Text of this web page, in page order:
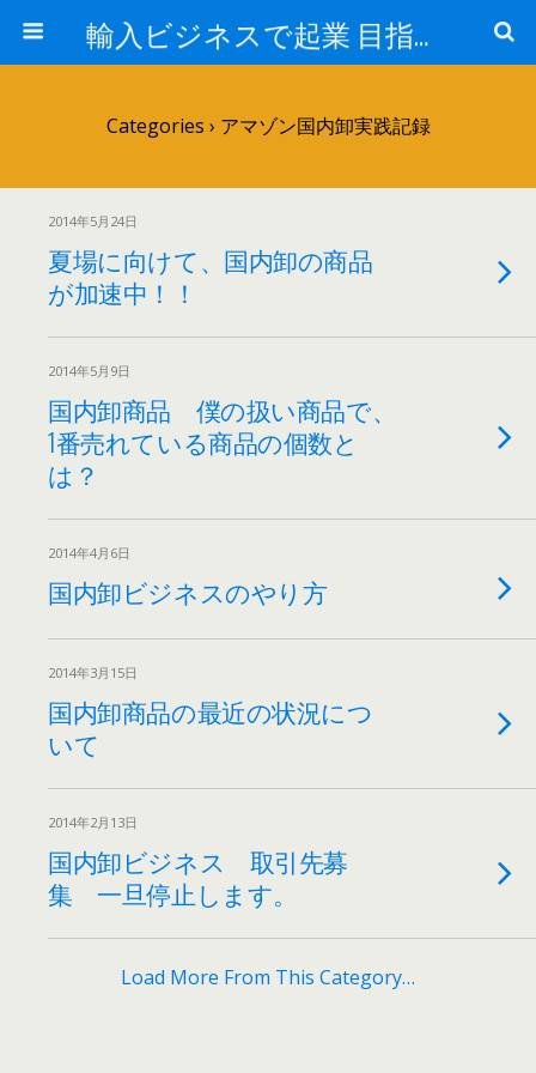
輸入ビジネスで起業 目指せ年商10億円 最近はアマゾン輸入やってます。
Categories › アマゾン国内卸実践記録
2014年5月24日
夏場に向けて、国内卸の商品
が加速中！！
2014年5月9日
国内卸商品 僕の扱い商品で、
1番売れている商品の個数と
は？
2014年4月6日
国内卸ビジネスのやり方
2014年3月15日
国内卸商品の最近の状況につ
いて
2014年2月13日
国内卸ビジネス 取引先募
集 一旦停止します。
Load More From This Category…